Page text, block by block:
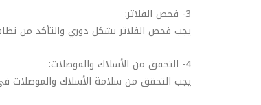
3- فحص الفلاتر:
يجب فحص الفلاتر بشكل دوري والتأكد من
4- التحقق من الأسلاك والموصلات:
يجب التحقق من سلامة الأسلاك والموصلات